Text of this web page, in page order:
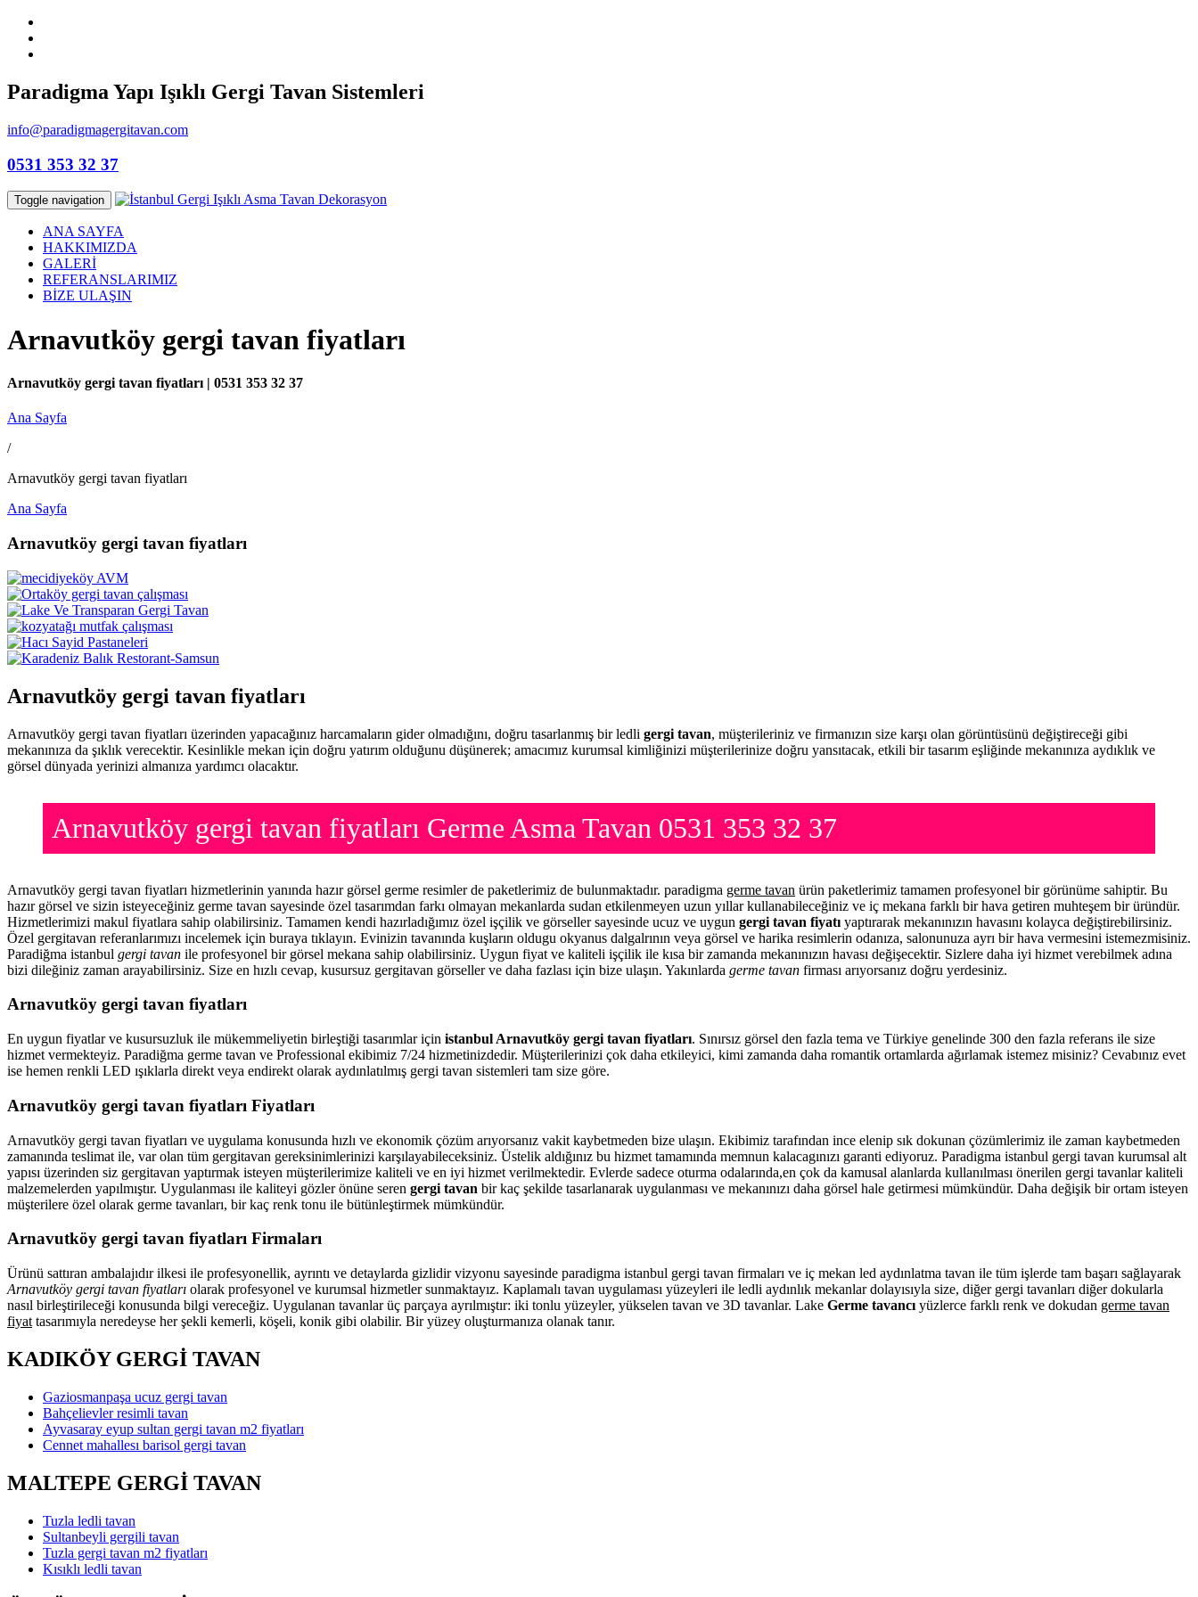
Paradigma Yapı Işıklı Gergi Tavan Sistemleri
info@paradigmagergitavan.com
0531 353 32 37
Toggle navigation
ANA SAYFA
HAKKIMIZDA
GALERİ
REFERANSLARIMIZ
BİZE ULAŞIN
Arnavutköy gergi tavan fiyatları
Arnavutköy gergi tavan fiyatları | 0531 353 32 37
Ana Sayfa
/
Arnavutköy gergi tavan fiyatları
Ana Sayfa
Arnavutköy gergi tavan fiyatları
Arnavutköy gergi tavan fiyatları
Arnavutköy gergi tavan fiyatları üzerinden yapacağınız harcamaların gider olmadığını, doğru tasarlanmış bir ledli gergi tavan, müşterileriniz ve firmanızın size karşı olan görüntüsünü değiştireceği gibi
mekanınıza da şıklık verecektir. Kesinlikle mekan için doğru yatırım olduğunu düşünerek; amacımız kurumsal kimliğinizi müşterilerinize doğru yansıtacak, etkili bir tasarım eşliğinde mekanınıza aydıklık ve
görsel dünyada yerinizi almanıza yardımcı olacaktır.
Arnavutköy gergi tavan fiyatları Germe Asma Tavan 0531 353 32 37
Arnavutköy gergi tavan fiyatları hizmetlerinin yanında hazır görsel germe resimler de paketlerimiz de bulunmaktadır. paradigma germe tavan ürün paketlerimiz tamamen profesyonel bir görünüme sahiptir. Bu
hazır görsel ve sizin isteyeceğiniz germe tavan sayesinde özel tasarımdan farkı olmayan mekanlarda sudan etkilenmeyen uzun yıllar kullanabileceğiniz ve iç mekana farklı bir hava getiren muhteşem bir üründür.
Hizmetlerimizi makul fiyatlara sahip olabilirsiniz. Tamamen kendi hazırladığımız özel işçilik ve görseller sayesinde ucuz ve uygun gergi tavan fiyatı yaptırarak mekanınızın havasını kolayca değiştirebilirsiniz.
Özel gergitavan referanlarımızı incelemek için buraya tıklayın. Evinizin tavanında kuşların oldugu okyanus dalgalrının veya görsel ve harika resimlerin odanıza, salonunuza ayrı bir hava vermesini istemezmisiniz.
Paradiğma istanbul gergi tavan ile profesyonel bir görsel mekana sahip olabilirsiniz. Uygun fiyat ve kaliteli işçilik ile kısa bir zamanda mekanınızın havası değişecektir. Sizlere daha iyi hizmet verebilmek adına
bizi dileğiniz zaman arayabilirsiniz. Size en hızlı cevap, kusursuz gergitavan görseller ve daha fazlası için bize ulaşın. Yakınlarda germe tavan firması arıyorsanız doğru yerdesiniz.
Arnavutköy gergi tavan fiyatları
En uygun fiyatlar ve kusursuzluk ile mükemmeliyetin birleştiği tasarımlar için istanbul Arnavutköy gergi tavan fiyatları. Sınırsız görsel den fazla tema ve Türkiye genelinde 300 den fazla referans ile size
hizmet vermekteyiz. Paradiğma germe tavan ve Professional ekibimiz 7/24 hizmetinizdedir. Müşterilerinizi çok daha etkileyici, kimi zamanda daha romantik ortamlarda ağırlamak istemez misiniz? Cevabınız evet
ise hemen renkli LED ışıklarla direkt veya endirekt olarak aydınlatılmış gergi tavan sistemleri tam size göre.
Arnavutköy gergi tavan fiyatları Fiyatları
Arnavutköy gergi tavan fiyatları ve uygulama konusunda hızlı ve ekonomik çözüm arıyorsanız vakit kaybetmeden bize ulaşın. Ekibimiz tarafından ince elenip sık dokunan çözümlerimiz ile zaman kaybetmeden
zamanında teslimat ile, var olan tüm gergitavan gereksinimlerinizi karşılayabileceksiniz. Üstelik aldığınız bu hizmet tamamında memnun kalacagınızı garanti ediyoruz. Paradigma istanbul gergi tavan kurumsal alt
yapısı üzerinden siz gergitavan yaptırmak isteyen müşterilerimize kaliteli ve en iyi hizmet verilmektedir. Evlerde sadece oturma odalarında,en çok da kamusal alanlarda kullanılması önerilen gergi tavanlar kaliteli
malzemelerden yapılmıştır. Uygulanması ile kaliteyi gözler önüne seren gergi tavan bir kaç şekilde tasarlanarak uygulanması ve mekanınızı daha görsel hale getirmesi mümkündür. Daha değişik bir ortam isteyen
müşterilere özel olarak germe tavanları, bir kaç renk tonu ile bütünleştirmek mümkündür.
Arnavutköy gergi tavan fiyatları Firmaları
Ürünü sattıran ambalajıdır ilkesi ile profesyonellik, ayrıntı ve detaylarda gizlidir vizyonu sayesinde paradigma istanbul gergi tavan firmaları ve iç mekan led aydınlatma tavan ile tüm işlerde tam başarı sağlayarak
Arnavutköy gergi tavan fiyatları olarak profesyonel ve kurumsal hizmetler sunmaktayız. Kaplamalı tavan uygulaması yüzeyleri ile ledli aydınlık mekanlar dolayısıyla size, diğer gergi tavanları diğer dokularla
nasıl birleştirileceği konusunda bilgi vereceğiz. Uygulanan tavanlar üç parçaya ayrılmıştır: iki tonlu yüzeyler, yükselen tavan ve 3D tavanlar. Lake Germe tavancı yüzlerce farklı renk ve dokudan germe tavan
fiyat tasarımıyla neredeyse her şekli kemerli, köşeli, konik gibi olabilir. Bir yüzey oluşturmanıza olanak tanır.
KADIKÖY GERGİ TAVAN
Gaziosmanpaşa ucuz gergi tavan
Bahçelievler resimli tavan
Ayvasaray eyup sultan gergi tavan m2 fiyatları
Cennet mahallesı barisol gergi tavan
MALTEPE GERGİ TAVAN
Tuzla ledli tavan
Sultanbeyli gergili tavan
Tuzla gergi tavan m2 fiyatları
Kısıklı ledli tavan